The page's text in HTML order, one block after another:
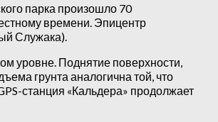
парка произошло 70
времени. Эпицентр
Служака).
уровне. Поднятие поверхности,
грунта аналогична той, что
станция «Кальдера» продолжает